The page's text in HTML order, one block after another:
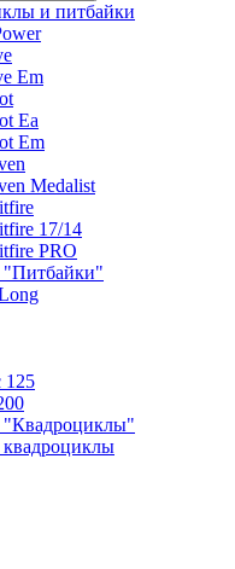
и питбайки
Em
Ea
Em
Medalist
17/14
PRO
"Питбайки"
125
"Квадроциклы"
квадроциклы